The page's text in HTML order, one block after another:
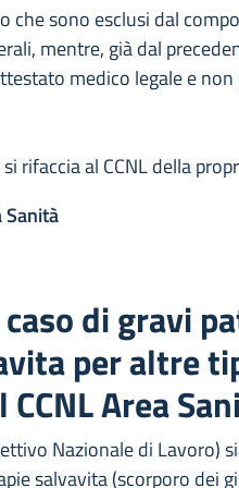
sono esclusi dal
mentre, già dal
medico legale e
rifaccia al CCNL della
Sanità
di gravi
per altre
Area
Nazionale di Lavoro)
salvavita (scorporo dei